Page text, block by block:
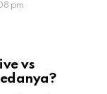
pm
vs